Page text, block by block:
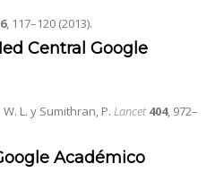
6, 117–120 (2013).
Central Google
W. L. y Sumithran, P. Lancet 404, 972–
Académico